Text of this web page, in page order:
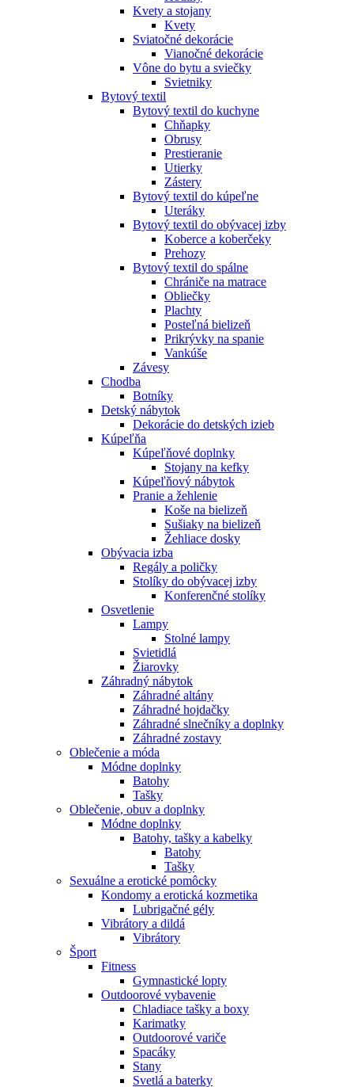
Kvety a stojany
Kvety
Sviatočné dekorácie
Vianočné dekorácie
Vône do bytu a sviečky
Svietniky
Bytový textil
Bytový textil do kuchyne
Chňapky
Obrusy
Prestieranie
Utierky
Zástery
Bytový textil do kúpeľne
Uteráky
Bytový textil do obývacej izby
Koberce a koberčeky
Prehozy
Bytový textil do spálne
Chrániče na matrace
Obliečky
Plachty
Posteľná bielizeň
Prikrývky na spanie
Vankúše
Závesy
Chodba
Botníky
Detský nábytok
Dekorácie do detských izieb
Kúpeľňa
Kúpeľňové doplnky
Stojany na kefky
Kúpeľňový nábytok
Pranie a žehlenie
Koše na bielizeň
Sušiaky na bielizeň
Žehliace dosky
Obývacia izba
Regály a poličky
Stolíky do obývacej izby
Konferenčné stolíky
Osvetlenie
Lampy
Stolné lampy
Svietidlá
Žiarovky
Záhradný nábytok
Záhradné altány
Záhradné hojdačky
Záhradné slnečníky a doplnky
Záhradné zostavy
Oblečenie a móda
Módne doplnky
Batohy
Tašky
Oblečenie, obuv a doplnky
Módne doplnky
Batohy, tašky a kabelky
Batohy
Tašky
Sexuálne a erotické pomôcky
Kondomy a erotická kozmetika
Lubrigačné gély
Vibrátory a dildá
Vibrátory
Šport
Fitness
Gymnastické lopty
Outdoorové vybavenie
Chladiace tašky a boxy
Karimatky
Outdoorové variče
Spacáky
Stany
Svetlá a baterky